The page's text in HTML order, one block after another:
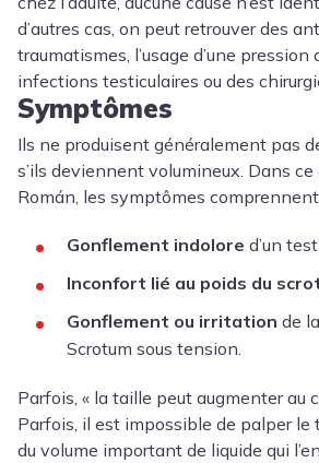
d’autres cas, on peut retrouver des
traumatismes, l’usage d’une
infections testiculaires ou des
Symptômes
Ils ne produisent généralement pas
s’ils deviennent volumineux. Dans
Román, les symptômes
Gonflement indolore d’un
Inconfort lié au poids du
Gonflement ou irritation de
Scrotum sous tension.
Parfois, « la taille peut augmenter au
Parfois, il est impossible de palper le
du volume important de liquide qui